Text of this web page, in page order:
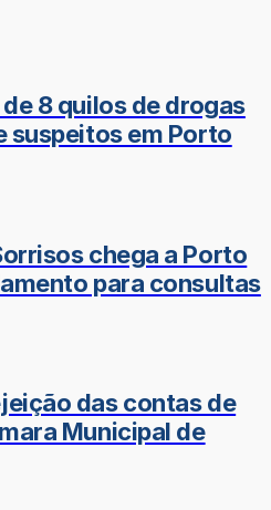
de 8 quilos de drogas
suspeitos em Porto
chega a Porto
para consultas
das contas de
Municipal de